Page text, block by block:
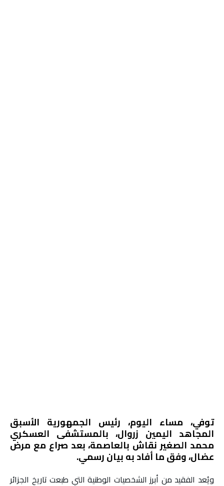
توفي، مساء اليوم، رئيس الجمهورية الأسبق
المجاهد اليمين زروال، بالمستشفى العسكري
محمد الصغير نقاش بالعاصمة، بعد صراع مع مرض
عضال، وفق ما أفاد به بيان رسمي.
ويُعد الفقيد من أبرز الشخصيات الوطنية التي طبعت تاريخ الجزائر